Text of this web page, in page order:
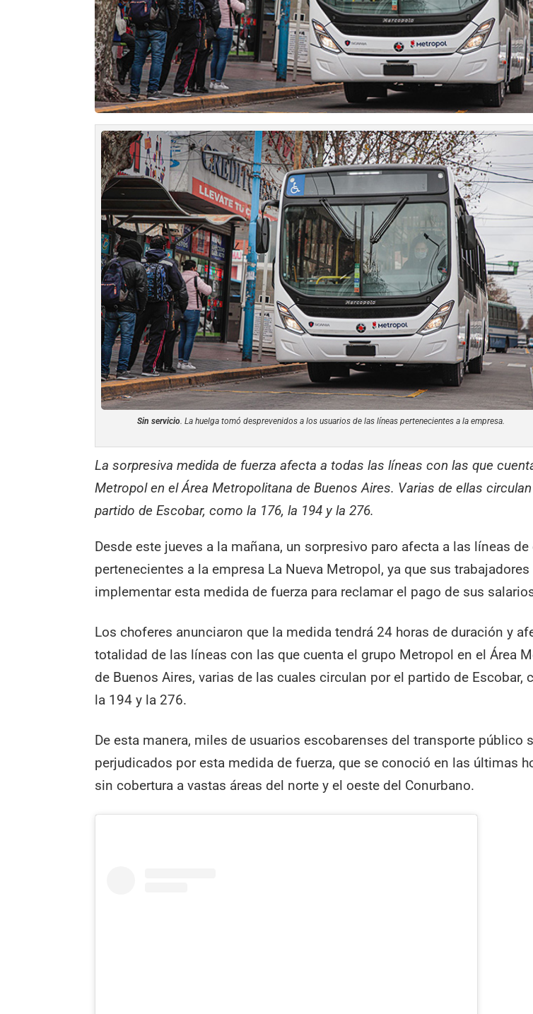
Sin servicio. La huelga tomó desprevenidos a los usuarios de las líneas pertenecientes a la empresa.
La sorpresiva medida de fuerza afecta a todas las líneas con las que
Metropol en el Área Metropolitana de Buenos Aires. Varias de ellas
partido de Escobar, como la 176, la 194 y la 276.
Desde este jueves a la mañana, un sorpresivo paro afecta a las líneas
pertenecientes a la empresa La Nueva Metropol, ya que sus
implementar esta medida de fuerza para reclamar el pago de sus
Los choferes anunciaron que la medida tendrá 24 horas de duración y
totalidad de las líneas con las que cuenta el grupo Metropol en el Área
de Buenos Aires, varias de las cuales circulan por el partido de Escobar,
la 194 y la 276.
De esta manera, miles de usuarios escobarenses del transporte público
perjudicados por esta medida de fuerza, que se conoció en las últimas
sin cobertura a vastas áreas del norte y el oeste del Conurbano.